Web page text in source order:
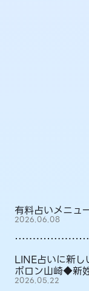
有料占いメニュ
2026.06.08
LINE占いに新
ポロン山崎◆新
2026.05.22